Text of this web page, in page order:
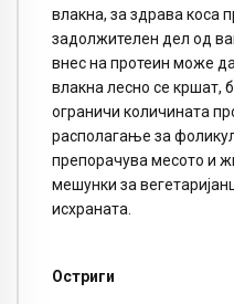
влакна, за здрава коса
задолжителен дел од
внес на протеин може
влакна лесно се кршат,
ограничи количината
располагање за
препорачува месото и
мешунки за
исхраната.
Остриги